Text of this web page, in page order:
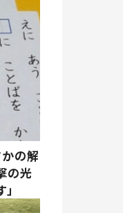
かの解
の光